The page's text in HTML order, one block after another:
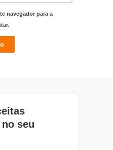
navegador para a
seu